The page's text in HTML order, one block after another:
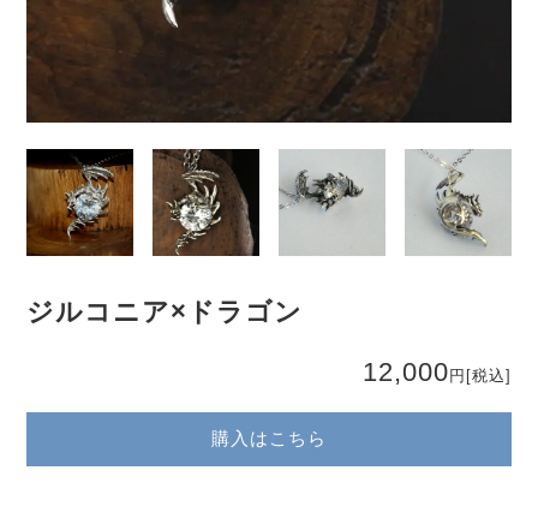
ジルコニア×ドラゴン
12,000 円 [税込]
購入はこちら